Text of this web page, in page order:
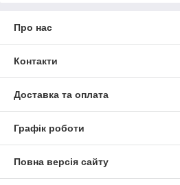
Про нас
Контакти
Доставка та оплата
Графік роботи
Повна версія сайту